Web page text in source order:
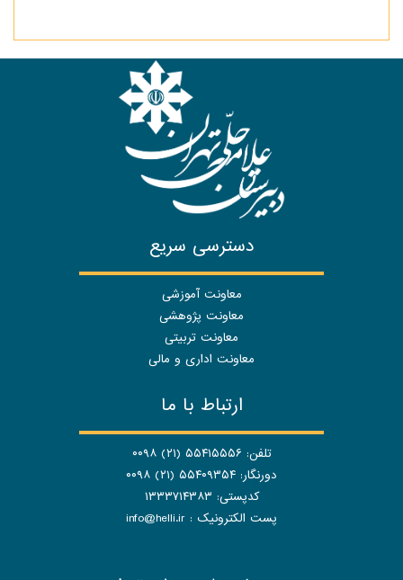
دسترسی سریع
معاونت آموزشی
معاونت پژوهشی
معاونت تربیتی
معاونت اداری و مالی
ارتباط با ما
تلفن: ۵۵۴۱۵۵۵۶ (۲۱) ۰۰۹۸
دورنگار: ۵۵۴۰۹۳۵۴ (۲۱) ۰۰۹۸
کدپستی: ۱۳۳۳۷۱۴۳۸۳
پست الکترونیک : info@helli.ir